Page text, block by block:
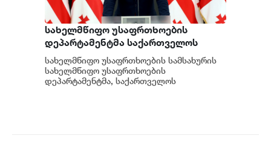
სახელმწიფო უსაფრთხოების
დეპარტამენტმა საქართველოს
სახელმწიფო ინტერესების
საზიანოდ საბოტაჟის მუხლით
გამოძიება დაიწყო
სახელმწიფო უსაფრთხოების სამსახურის
სახელმწიფო უსაფრთხოების
დეპარტამენტმა, საქართველოს